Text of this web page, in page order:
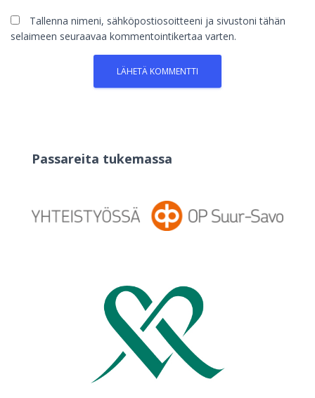
Tallenna nimeni, sähköpostiosoitteeni ja sivustoni tähän
selaimeen seuraavaa kommentointikertaa varten.
Passareita tukemassa